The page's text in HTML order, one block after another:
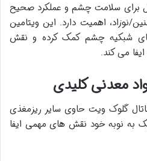
برای سلامت چشم و عملکرد صحیح
نوزاد، اهمیت دارد. این ویتامین
شبکیه چشم کمک کرده و نقش
می کند.
معدنی کلیدی
گلوک ویت حاوی سایر ریزمغذی
به نوبه خود نقش های مهمی ایفا